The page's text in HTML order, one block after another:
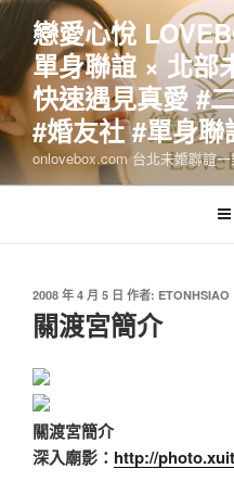
跳
主
要
內
容
戀愛心悅
單身聯誼 × 北部
快速遇見真愛 #
#婚友社 #單身
onlovebox.com 台北未婚聯誼
發
佈
於
2008 年 4 月 5 日 作者: ETONHSIAO
關渡宮簡介
關渡宮簡介
深入廟影： http://